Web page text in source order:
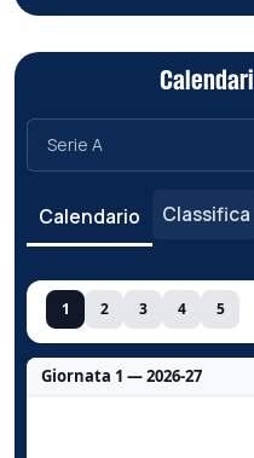
Calendario Classifica
1 2 3 4 5
Giornata 1 — 2026-27